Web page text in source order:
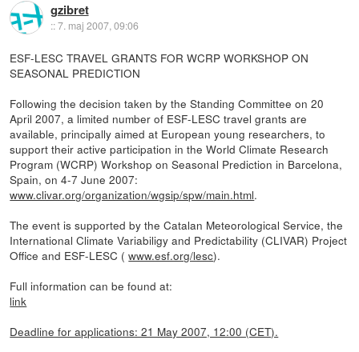
gzibret
::7. maj 2007, 09:06
ESF-LESC TRAVEL GRANTS FOR WCRP WORKSHOP ON
SEASONAL PREDICTION
Following the decision taken by the Standing Committee on 20
April 2007, a limited number of ESF-LESC travel grants are
available, principally aimed at European young researchers, to
support their active participation in the World Climate Research
Program (WCRP) Workshop on Seasonal Prediction in Barcelona,
Spain, on 4-7 June 2007:
www.clivar.org/organization/wgsip/spw/main.html.
The event is supported by the Catalan Meteorological Service, the
International Climate Variabiligy and Predictability (CLIVAR) Project
Office and ESF-LESC (www.esf.org/lesc).
Full information can be found at:
link
Deadline for applications: 21 May 2007, 12:00 (CET).